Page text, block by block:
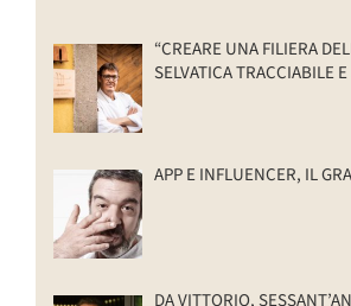
“CREARE UNA FILIERA
SELVATICA TRACCIABILE
APP E INFLUENCER, IL